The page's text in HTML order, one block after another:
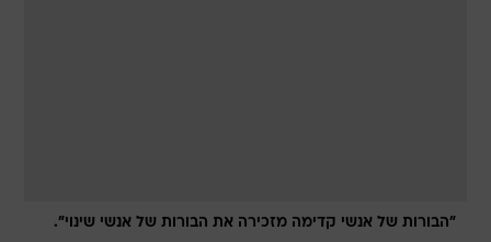
"הבורות של אנשי קדימה מזכירה את הבורות של אנשי שינוי".